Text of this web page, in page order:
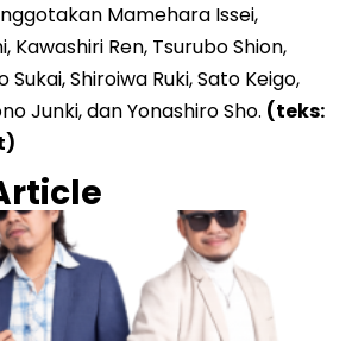
Mamehara Issei,
Kawashiri Ren, Tsurubo Shion,
Sukai, Shiroiwa Ruki, Sato Keigo,
Junki, dan Yonashiro Sho. (teks: